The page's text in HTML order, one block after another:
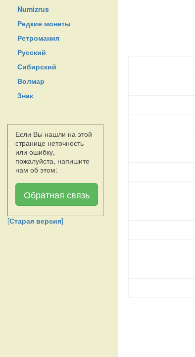
Numizrus
Редкие монеты
Ретромания
Русский
Сибирский
Волмар
Знак
Если Вы нашли на этой
странице неточность
или ошибку,
пожалуйста, напишите
нам об этом:
Обратная связь
[Старая версия]